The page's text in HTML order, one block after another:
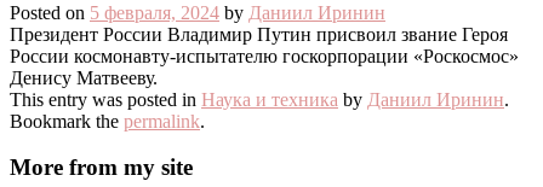
Posted on 5 февраля, 2024 by Даниил Иринин
Президент России Владимир Путин присвоил звание Героя
России космонавту-испытателю госкорпорации «Роскосмос»
Денису Матвееву.
This entry was posted in Наука и техника by Даниил Иринин.
Bookmark the permalink.
More from my site